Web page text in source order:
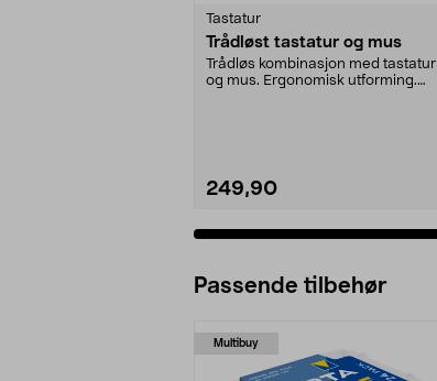
Tastatur
Trådløst tastatur og mus
Trådløs kombinasjon med tastatur
og mus. Ergonomisk utforming.
249,90
Passende tilbehør
Multibuy